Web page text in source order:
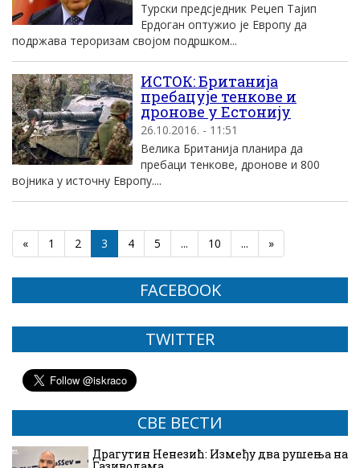
Турски предсједник Реџеп Тајип
Ердоган оптужио је Европу да
подржава тероризам својом подршком...
ИСТОК: Британија
пребацује тенкове и
дронове у Естонију
26.10.2016. - 11:51
Велика Британија планира да
пребаци тенкове, дронове и 800
војника у источну Европу....
« 1 2 3 4 5 ... 10 ... »
FACEBOOK
TWITTER
СВЕ ВЕСТИ
Драгутин Ненезић: Између два рушења на